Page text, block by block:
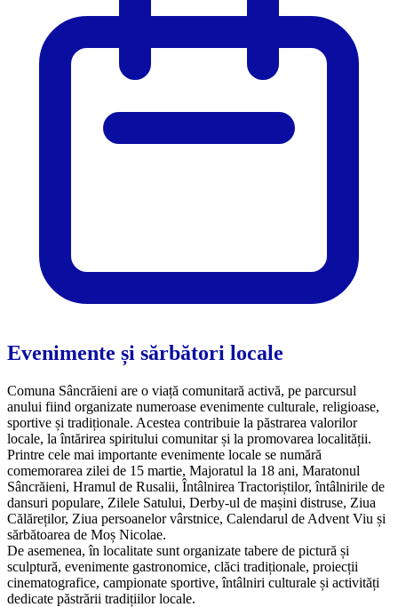
Evenimente și sărbători locale
Comuna Sâncrăieni are o viață comunitară activă, pe parcursul
anului fiind organizate numeroase evenimente culturale, religioase,
sportive și tradiționale. Acestea contribuie la păstrarea valorilor
locale, la întărirea spiritului comunitar și la promovarea localității.
Printre cele mai importante evenimente locale se numără
comemorarea zilei de 15 martie, Majoratul la 18 ani, Maratonul
Sâncrăieni, Hramul de Rusalii, Întâlnirea Tractoriștilor, întâlnirile de
dansuri populare, Zilele Satului, Derby-ul de mașini distruse, Ziua
Călăreților, Ziua persoanelor vârstnice, Calendarul de Advent Viu și
sărbătoarea de Moș Nicolae.
De asemenea, în localitate sunt organizate tabere de pictură și
sculptură, evenimente gastronomice, clăci tradiționale, proiecții
cinematografice, campionate sportive, întâlniri culturale și activități
dedicate păstrării tradițiilor locale.